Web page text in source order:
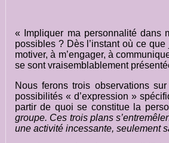
« Impliquer ma personnalité dans
possibles ? Dès l’instant où ce
motiver, à m’engager, à
se sont vraisemblablement
Nous ferons trois observations
possibilités « d’expression »
partir de quoi se constitue la
groupe. Ces trois plans
une activité incessante, seulement